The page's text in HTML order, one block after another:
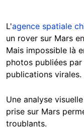
L'agence spatiale
un rover sur Mars en
Mais impossible là
photos publiées
publications virales.
Une analyse
prise sur Mars
troublants.